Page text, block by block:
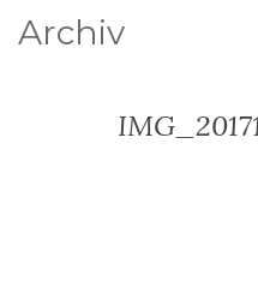
Archiv